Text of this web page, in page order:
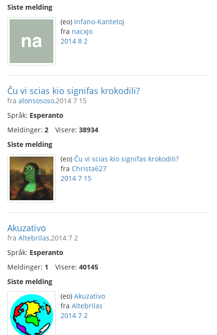
Siste melding
(eo) Infano-Kantetoj
fra nacxjo
2014 8 2
Ĉu vi scias kio signifas krokodili?
fra alonsososo,2014 7 15
Språk: Esperanto
Meldinger: 2 Visere: 38934
Siste melding
(eo) Ĉu vi scias kio signifas krokodili?
fra Christa627
2014 7 15
Akuzativo
fra Altebrilas,2014 7 2
Språk: Esperanto
Meldinger: 1 Visere: 40145
Siste melding
(eo) Akuzativo
fra Altebrilas
2014 7 2